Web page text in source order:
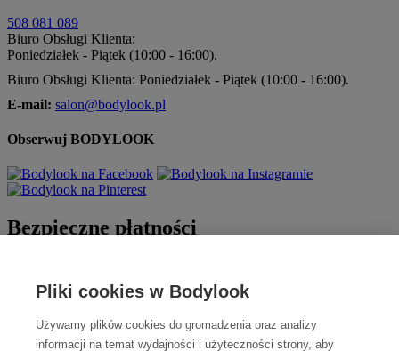
Pliki cookies w Bodylook
Używamy plików cookies do gromadzenia oraz analizy
informacji na temat wydajności i użyteczności strony, aby
508 081 089
Biuro Obsługi Klienta:
Poniedziałek - Piątek (10:00 - 16:00).
Biuro Obsługi Klienta: Poniedziałek - Piątek (10:00 - 16:00).
E-mail: salon@bodylook.pl
Obserwuj BODYLOOK
Bezpieczne płatności